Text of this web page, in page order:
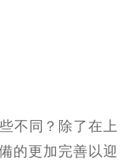
不同？除了在上
的更加完善以迎